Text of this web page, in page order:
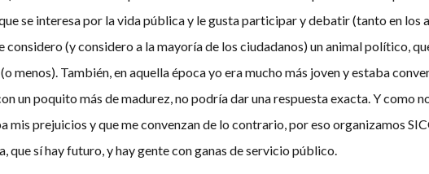
se interesa por la vida pública y le gusta participar y debatir (tanto en los
(y considero a la mayoría de los ciudadanos) un animal político,
menos). También, en aquella época yo era mucho más joven y estaba
un poquito más de madurez, no podría dar una respuesta exacta. Y como
mis prejuicios y que me convenzan de lo contrario, por eso organizamos
que sí hay futuro, y hay gente con ganas de servicio público.